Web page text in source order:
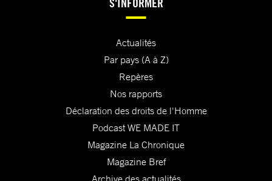
Actualités
Par pays (A à Z)
Repères
Nos rapports
Déclaration des droits de l'Homme
Podcast WE MADE IT
Magazine La Chronique
Magazine Bref
Archive des actualités